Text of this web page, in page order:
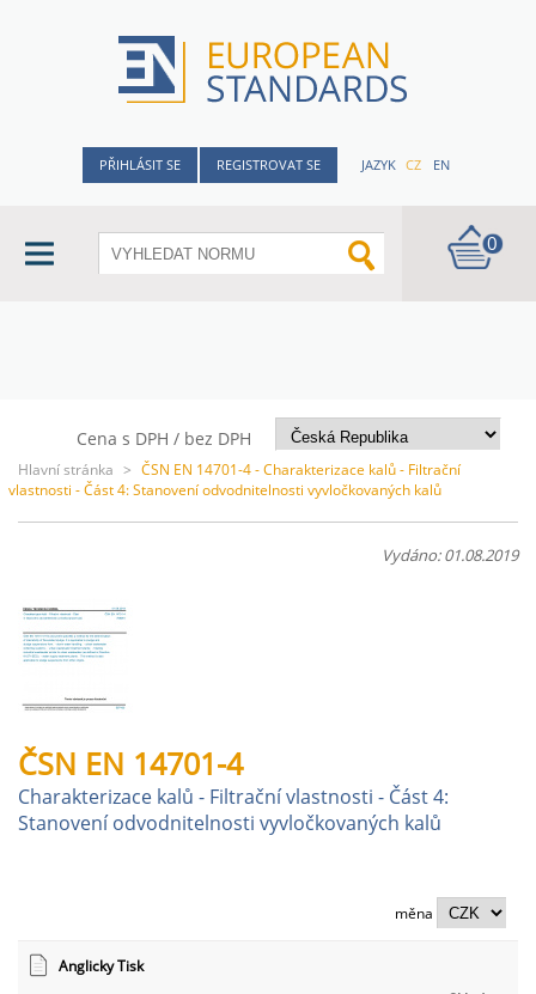
PŘIHLÁSIT SE REGISTROVAT SE JAZYK CZ EN
0
Cena s DPH / bez DPH
Hlavní stránka > ČSN EN 14701-4 - Charakterizace kalů - Filtrační
vlastnosti - Část 4: Stanovení odvodnitelnosti vyvločkovaných kalů
Vydáno: 01.08.2019
ČSN EN 14701-4
Charakterizace kalů - Filtrační vlastnosti - Část 4:
Stanovení odvodnitelnosti vyvločkovaných kalů
měna
Anglicky Tisk